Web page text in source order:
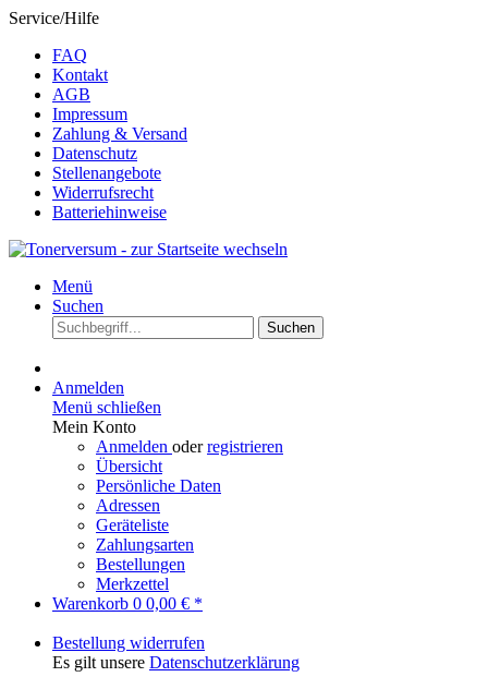
Service/Hilfe
FAQ
Kontakt
AGB
Impressum
Zahlung & Versand
Datenschutz
Stellenangebote
Widerrufsrecht
Batteriehinweise
Menü
Suchen
Suchen
Anmelden
Menü schließen
Mein Konto
Anmelden oderregistrieren
Übersicht
Persönliche Daten
Adressen
Geräteliste
Zahlungsarten
Bestellungen
Merkzettel
Warenkorb 0 0,00 € *
Bestellung widerrufen
Es gilt unsere Datenschutzerklärung